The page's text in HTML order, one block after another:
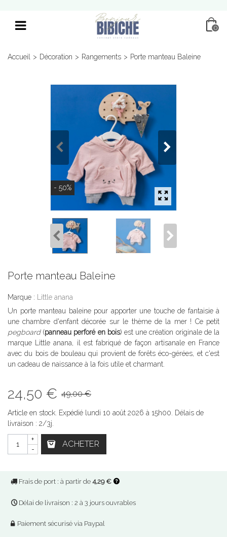
0
Accueil > Décoration > Rangements > Porte manteau Baleine
- 50%
Porte manteau Baleine
Marque :
Little anana
Un porte manteau baleine pour apporter une touche de fantaisie à
une chambre d'enfant décorée sur le thème de la mer ! Ce petit
pegboard(panneau perforé en bois) est une création originale de la
marque Little anana, il est fabriqué de façon artisanale en France
avec du bois de bouleau qui provient de forêts éco-gérées, et c'est
un cadeau de naissance à la fois utile et charmant.
24,50 € 49,00 €
Article en stock. Expédié lundi 10 août 2026 à 15h00. Délais de
livraison : 2/3j.
-
+ ACHETER
Frais de port : à partir de 4,29 €
Délai de livraison : 2 à 3 jours ouvrables
Paiement sécurisé via Paypal